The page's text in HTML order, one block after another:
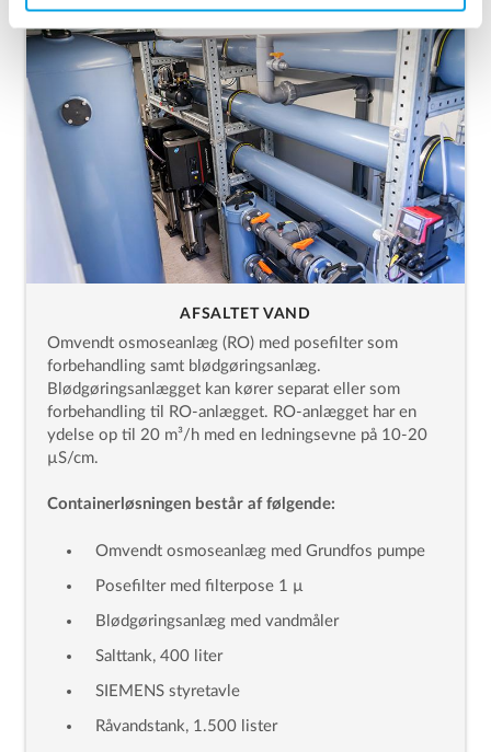
AFSALTET VAND
Omvendt osmoseanlæg (RO) med posefilter som
forbehandling samt blødgøringsanlæg.
Blødgøringsanlægget kan kører separat eller som
forbehandling til RO-anlægget. RO-anlægget har en
ydelse op til 20 m³/h med en ledningsevne på 10-20
µS/cm.
Containerløsningen består af følgende:
Omvendt osmoseanlæg med Grundfos pumpe
Posefilter med filterpose 1 µ
Blødgøringsanlæg med vandmåler
Salttank, 400 liter
SIEMENS styretavle
Råvandstank, 1.500 lister